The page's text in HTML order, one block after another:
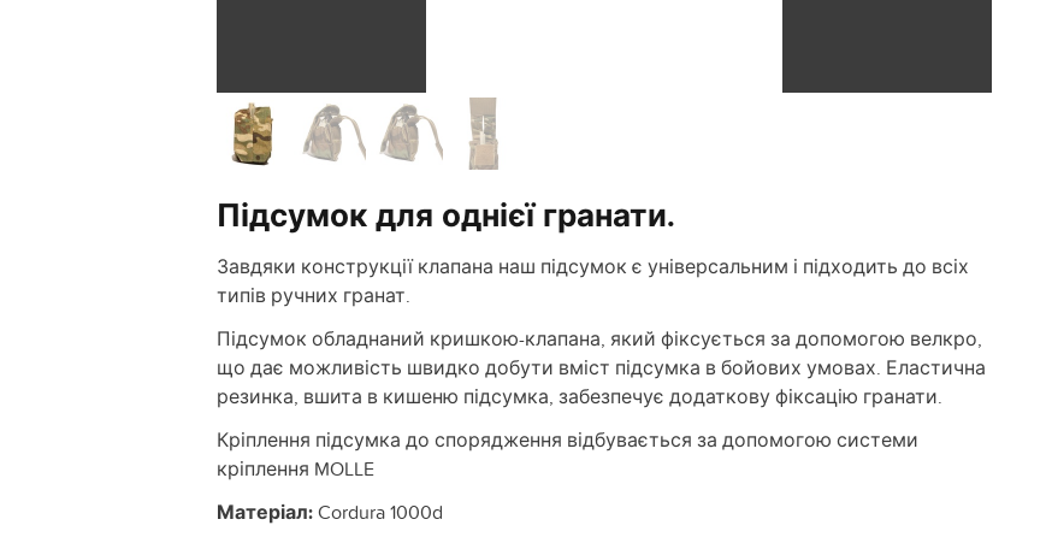
Підсумок для однієї гранати.
Завдяки конструкції клапана наш підсумок є універсальним і підходить до всіх
типів ручних гранат.
Підсумок обладнаний кришкою-клапана, який фіксується за допомогою велкро,
що дає можливість швидко добути вміст підсумка в бойових умовах. Еластична
резинка, вшита в кишеню підсумка, забезпечує додаткову фіксацію гранати.
Кріплення підсумка до спорядження відбувається за допомогою системи
кріплення MOLLE
Матеріал:Cordura 1000d